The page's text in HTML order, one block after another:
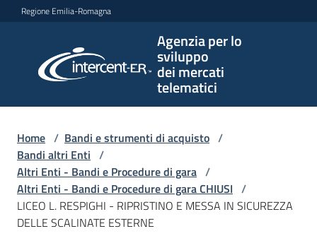
Vai al contenuto
Vai alla navigazione
Vai al footer
Regione Emilia-Romagna
Agenzia per lo
sviluppo
dei mercati
telematici
per lo
sviluppo
telematici
L'Agenzia
Home / Bandi e strumenti di acquisto /
Bandi altri Enti /
Altri Enti - Bandi e Procedure di gara /
Altri Enti - Bandi e Procedure di gara CHIUSI /
LICEO L. RESPIGHI - RIPRISTINO E MESSA IN SICUREZZA
DELLE SCALINATE ESTERNE